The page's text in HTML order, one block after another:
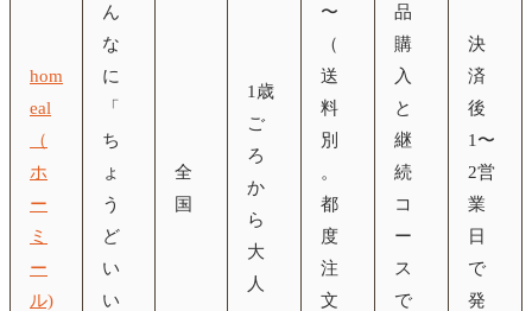
hom
eal
（
ホ
ー
ミ
ー
ル)
ん
な
に
「
ち
ょ
う
ど
い
い
全
国
1歳
ご
ろ
か
ら
大
人
〜
（
送
料
別
。
都
度
注
文
品
購
入
と
継
続
コ
ー
ス
で
決
済
後
1〜
2営
業
日
で
発